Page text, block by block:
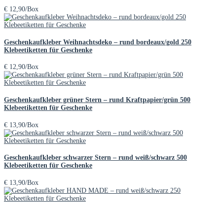
€ 12,90/Box
Geschenkaufkleber Weihnachtsdeko – rund bordeaux/gold 250
Klebeetiketten für Geschenke
€ 12,90/Box
Geschenkaufkleber grüner Stern – rund Kraftpapier/grün 500
Klebeetiketten für Geschenke
€ 13,90/Box
Geschenkaufkleber schwarzer Stern – rund weiß/schwarz 500
Klebeetiketten für Geschenke
€ 13,90/Box